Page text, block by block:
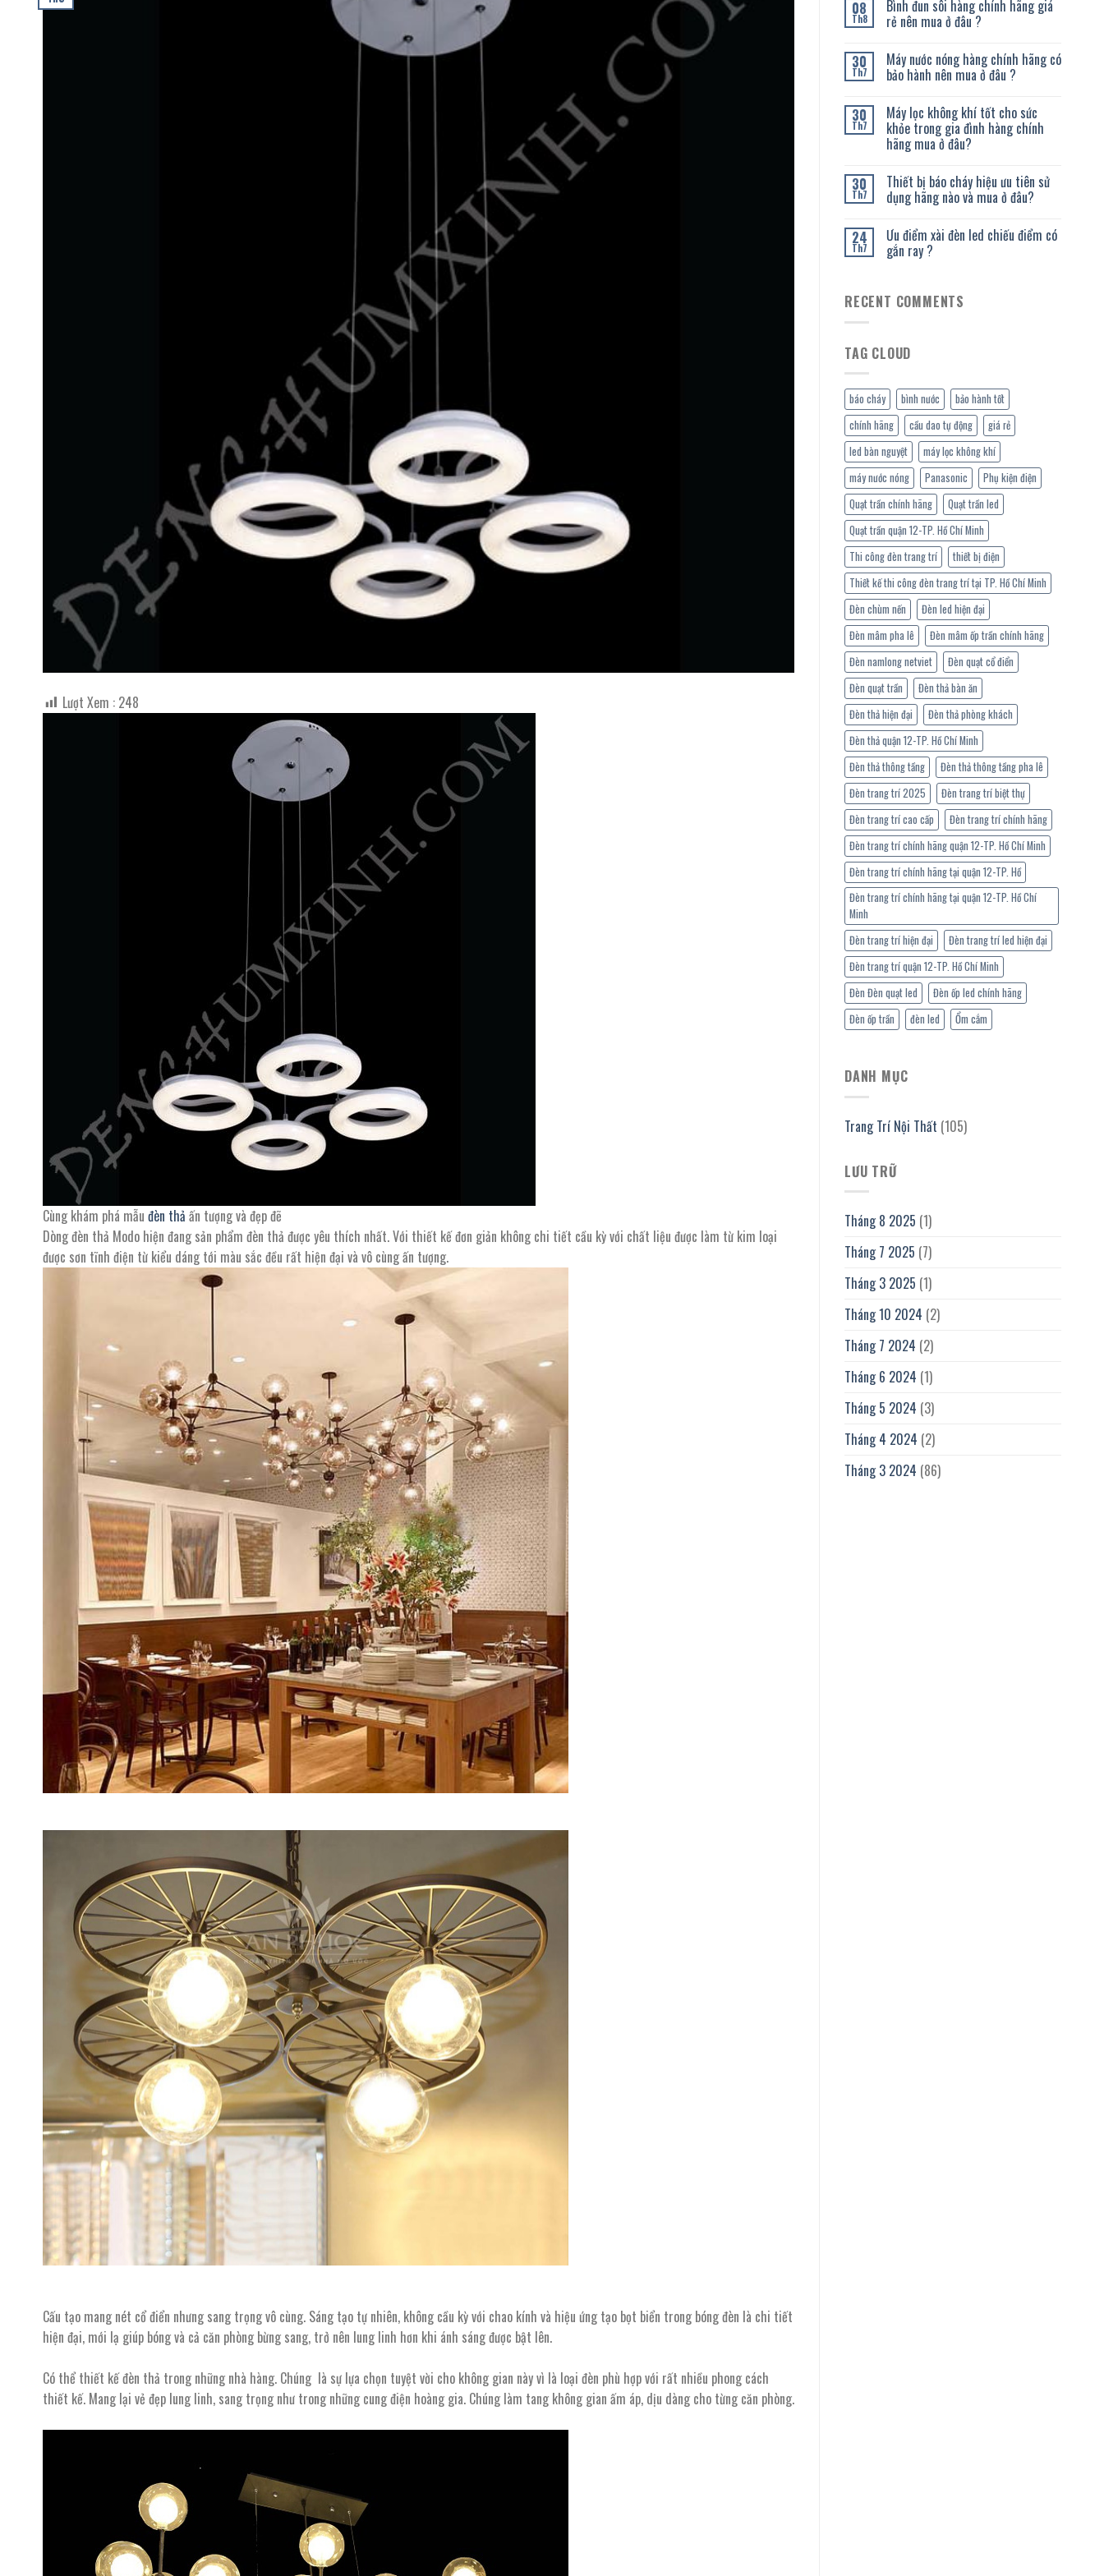
Lượt Xem : 248
Cùng khám phá mẫu đèn thả ấn tượng và đẹp đẽ
Dòng đèn thả Modo hiện đang sản phẩm đèn thả được yêu thích nhất. Với thiết kế đơn giản không chi tiết cầu kỳ với chất liệu được làm từ kim loại
được sơn tĩnh điện từ kiểu dáng tới màu sắc đều rất hiện đại và vô cùng ấn tượng.
Cấu tạo mang nét cổ điển nhưng sang trọng vô cùng. Sáng tạo tự nhiên, không cầu kỳ với chao kính và hiệu ứng tạo bọt biển trong bóng đèn là chi tiết
hiện đại, mới lạ giúp bóng và cả căn phòng bừng sang, trở nên lung linh hơn khi ánh sáng được bật lên.
Có thể thiết kế đèn thả trong những nhà hàng. Chúng là sự lựa chọn tuyệt vời cho không gian này vì là loại đèn phù hợp với rất nhiều phong cách
thiết kế. Mang lại vẻ đẹp lung linh, sang trọng như trong những cung điện hoàng gia. Chúng làm tang không gian ấm áp, dịu dàng cho từng căn phòng.
08
Th8
Bình đun sôi hàng chính hãng giá
rẻ nên mua ở đâu ?
30
Th7
Máy nước nóng hàng chính hãng có
bảo hành nên mua ở đâu ?
30
Th7
Máy lọc không khí tốt cho sức
khỏe trong gia đình hàng chính
hãng mua ở đâu?
30
Th7
Thiết bị báo cháy hiệu ưu tiên sử
dụng hãng nào và mua ở đâu?
24
Th7
Ưu điểm xài đèn led chiếu điểm có
gắn ray ?
RECENT COMMENTS
TAG CLOUD
báo cháy bình nước
bảo hành tốt
chính hãng
cầu dao tự động
giá rẻ
led bàn nguyệt
máy lọc không khí
máy nước nóng
Panasonic
Phụ kiện điện
Quạt trần chính hãng
Quạt trần led
Quạt trần quận 12-TP. Hồ Chí Minh
Thi công đèn trang trí
thiết bị điện
Thiết kế thi công đèn trang trí tại TP. Hồ Chí Minh
Đèn chùm nến
Đèn led hiện đại
Đèn mâm pha lê
Đèn mâm ốp trần chính hãng
Đèn namlong netviet
Đèn quạt cổ điển
Đèn quạt trần
Đèn thả bàn ăn
Đèn thả hiện đại
Đèn thả phòng khách
Đèn thả quận 12-TP. Hồ Chí Minh
Đèn thả thông tầng
Đèn thả thông tầng pha lê
Đèn trang trí 2025
Đèn trang trí biệt thự
Đèn trang trí cao cấp
Đèn trang trí chính hãng
Đèn trang trí chính hãng quận 12-TP. Hồ Chí Minh
Đèn trang trí chính hãng tại quận 12-TP. Hồ
Đèn trang trí chính hãng tại quận 12-TP. Hồ Chí
Minh
Đèn trang trí hiện đại
Đèn trang trí led hiện đại
Đèn trang trí quận 12-TP. Hồ Chí Minh
Đèn Đèn quạt led
Đèn ốp led chính hãng
Đèn ốp trần
đèn led Ổm cắm
DANH MỤC
Trang Trí Nội Thất (105)
LƯU TRỮ
Tháng 8 2025 (1)
Tháng 7 2025 (7)
Tháng 3 2025 (1)
Tháng 10 2024 (2)
Tháng 7 2024 (2)
Tháng 6 2024 (1)
Tháng 5 2024 (3)
Tháng 4 2024 (2)
Tháng 3 2024 (86)